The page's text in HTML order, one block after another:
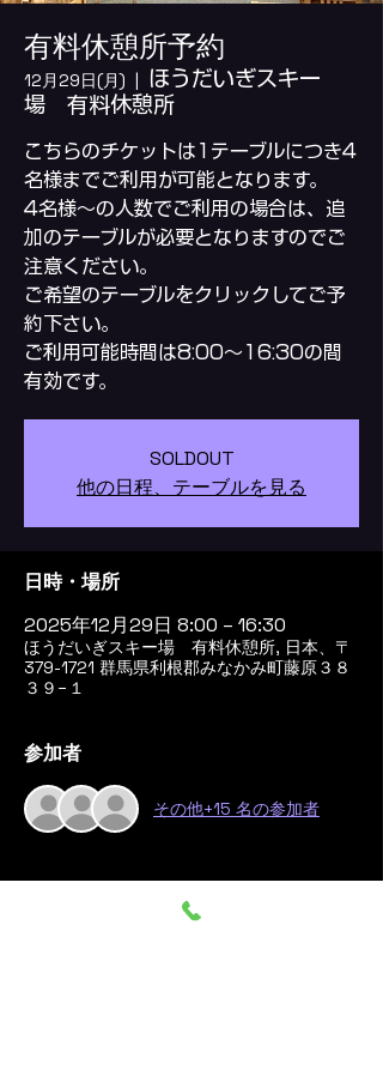
有料休憩所予約
12月29日(月)
  |
ほうだいぎスキー
場 有料休憩所
こちらのチケットは1テーブルにつき4
名様までご利用が可能となります。
4名様～の人数でご利用の場合は、追
加のテーブルが必要となりますのでご
注意ください。
ご希望のテーブルをクリックしてご予
約下さい。
ご利用可能時間は8:00～16:30の間
SOLDOUT
他の日程、テーブルを見る
日時・場所
2025年12月29日 8:00 – 16:30
ほうだいぎスキー場 有料休憩所, 日本、〒
379-1721 群馬県利根郡みなかみ町藤原３８
３９−１
参加者
その他+15 名の参加者